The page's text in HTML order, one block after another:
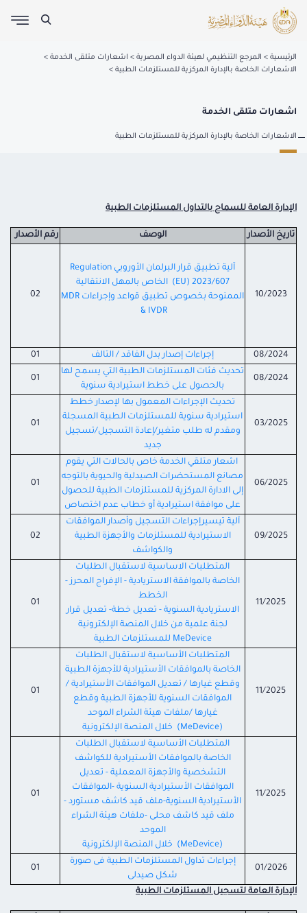
الرئيسية المرجع التنظيمي لهيئة الدواء المصرية
اشعارات متلقى الخدمة
الاشعارات الخاصة بالإدارة المركزية للمستلزمات الطبية
اشعارات متلقى الخدمة
الاشعارات الخاصة بالإدارة المركزية للمستلزمات الطبية
الإدارة العامة للسماح بالتداول المستلزمات الطبية
تاريخ الأصدار الوصف رقم الأصدار
10/2023
آلية تطبيق قرار البرلمان الأوروبي Regulation
(EU) 2023/607 الخاص بالمهل الانتقالية
الممنوحة بخصوص تطبيق قواعد وإجراءات MDR
& IVDR
02
08/2024 إجراءات إصدار بدل الفاقد / التالف 01
08/2024
تحديث فئات المستلزمات الطبية التي يسمح لها
بالحصول على خطط استيرادية سنوية
01
03/2025
تحديث الإجراءات المعمول بها لإصدار خطط
استيرادية سنوية للمستلزمات الطبية المسجلة
ومقدم له طلب متغير/إعادة التسجيل/تسجيل
جديد
01
06/2025
اشعار متلقي الخدمة خاص بالحالات التي يقوم
مصانع المستحضرات الصيدلية والحيوية بالتوجه
إلى الادارة المركزية للمستلزمات الطبية للحصول
على موافقة استيرادية أو خطاب عدم اختصاص
01
09/2025
آلية تيسيرإجراءات التسجيل وأصدار الموافقات
الاستيرادية للمستلزمات والأجهزة الطبية
والكواشف
02
11/2025
المتطلبات الاساسية لاستقبال الطلبات
الخاصة بالموافقة الاستريادية - الإفراج المحرز -
الخطط
الاستريادية السنوية - تعديل خطة- تعديل قرار
لجنة علمية من خلال المنصة الإلكترونية
MeDevice للمستلزمات الطبية
01
11/2025
المتطلبات الأساسية لاستقبال الطلبات
الخاصة بالموافقات الأستيرادية للأجهزة الطبية
وقطع غيارها / تعديل الموافقات الأستيرادية /
الموافقات السنوية للأجهزة الطبية وقطع
غيارها /ملفات هيئة الشراء الموحد
(MeDevice) خلال المنصة الإلكترونية
01
11/2025
المتطلبات الأساسية لاستقبال الطلبات
الخاصة بالموافقات الأستيرادية للكواشف
التشخصية والأجهزة المعملية - تعديل
الموافقات الأستيرادية السنوية -الموافقات
الأستيرادية السنوية-ملف قيد كاشف مستورد -
ملف قيد كاشف محلى -ملفات هيئة الشراء
الموحد
(MeDevice) خلال المنصة الإلكترونية
01
01/2026
إجراءات تداول المستلزمات الطبية فى صورة
شكل صيدلى
01
الإدارة العامة لتسجيل المستلزمات الطبية